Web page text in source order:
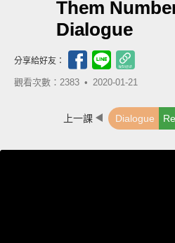
Them
Dialogue
分享給好友：
觀看次數：2383 • 2020-01-21
上一課 Dialogue